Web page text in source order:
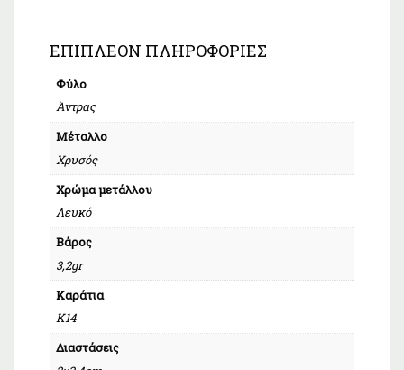
ΕΠΙΠΛΈΟΝ ΠΛΗΡΟΦΟΡΊΕΣ
Φύλο
Άντρας
Μέταλλο
Χρυσός
Χρώμα μετάλλου
Λευκό
Βάρος
3,2gr
Καράτια
Κ14
Διαστάσεις